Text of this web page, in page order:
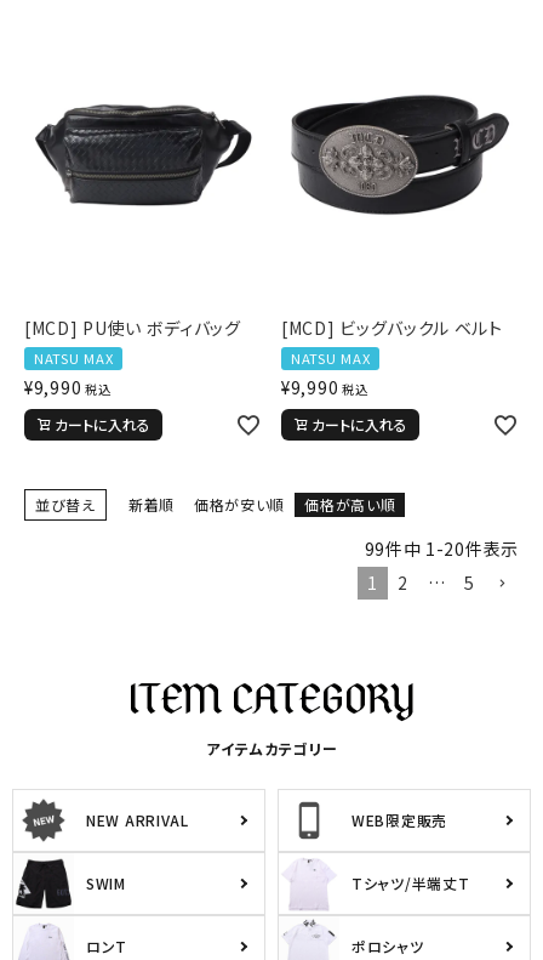
[MCD] PU使い ボディバッグ
NATSU MAX
¥9,990 税込
カートに入れる
[MCD] ビッグバックル ベルト
NATSU MAX
¥9,990 税込
カートに入れる
並び替え 新着順 価格が安い順 価格が高い順
99件中 1 -20件表示
1
2 … 5
アイテムカテゴリー
NEW ARRIVAL WEB限定販売
SWIM Tシャツ/半端丈T
ロンT ポロシャツ